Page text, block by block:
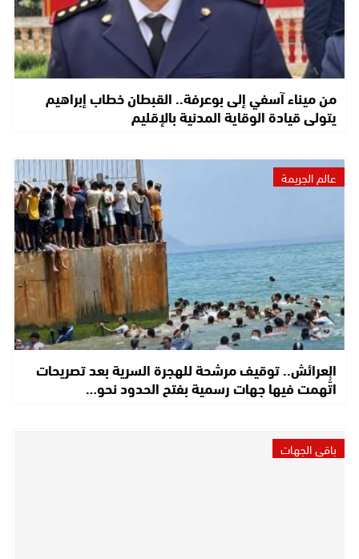
من ميناء آسفي إلى بوعرفة.. القبطان خطاب إبراهيم
يتولى قيادة الوقاية المدنية بالإقليم
عالم الجريمة
العرائش.. توقيف مرشحة للهجرة السرية بعد تصريحات
اتُّهمت فيها جهات رسمية بفتح الحدود نحو…
باقي الجهات